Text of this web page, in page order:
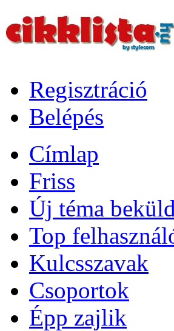
Regisztráció
Belépés
Címlap
Friss
Új téma
Top
Kulcsszavak
Csoportok
Épp zajlik